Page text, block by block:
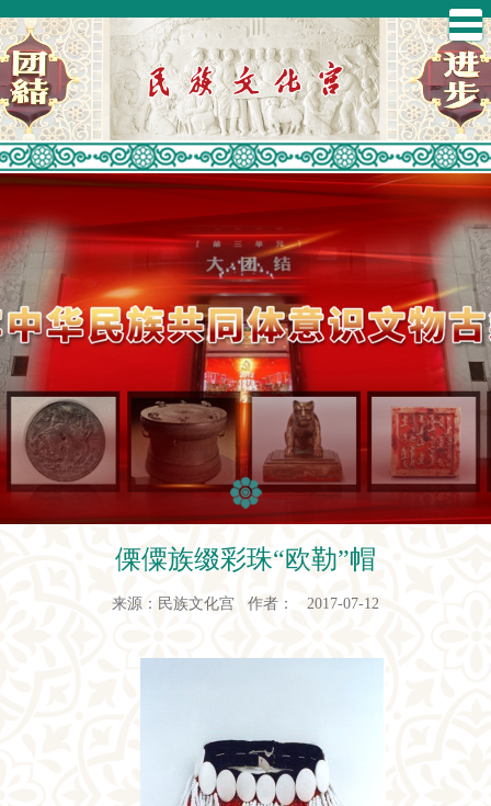
傈僳族缀彩珠“欧勒”帽
来源：民族文化宫 作者： 2017-07-12